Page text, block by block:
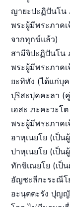
ญายะปะฏิปันโน
พระผู้มีพระภาคเ
จากทุกข์แล้ว)
สามีจิปะฏิปันโน
พระผู้มีพระภาค
ยะทิทัง (ได้แก่บุ
ปุริสะปุคคะลา (
เอสะ ภะคะวะโ
พระผู้มีพระภาคเ
อาหุเนยโย (เป็
ปาหุเนยโย (เป็
ทักขิเณยโย (เป็
อัญชะลีกะระณีโ
อะนุตตะรัง ปุญญั